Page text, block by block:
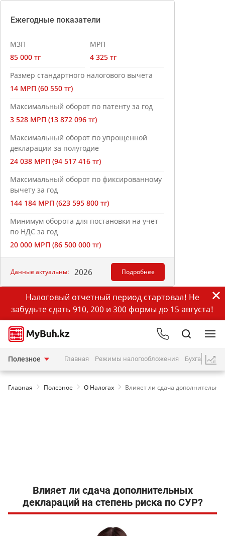
Ежегодные показатели
МЗП
85 000 тг
МРП
4 325 тг
Размер стандартного налогового вычета
14 МРП (60 550 тг)
Максимальный оборот по патенту за год
3 528 МРП (13 872 096 тг)
Максимальный оборот по упрощенной
декларации за полугодие
24 038 МРП (94 517 416 тг)
Максимальный оборот по фиксированному
вычету за год
144 184 МРП (623 595 800 тг)
Минимум оборота для постановки на учет
по НДС за год
20 000 МРП (86 500 000 тг)
Данные актуальны: 2026 Подробнее
Налоговый отчетный период стартовал! Не
забудьте сдать 910, 200 и 300 формы до 15 августа!
Полезное Главная Режимы налогообложения Бухгалтерия
Главная Полезное О Налогах Влияет ли сдача
Влияет ли сдача дополнительных
деклараций на степень риска по СУР?